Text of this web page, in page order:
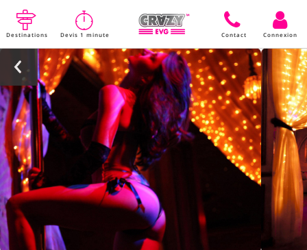
Destinations Devis 1 minute Contact Connexion